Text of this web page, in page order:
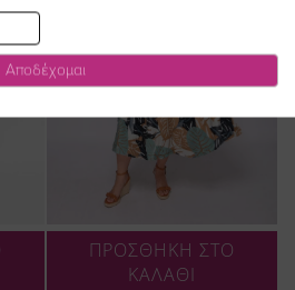
ΠΡΟΣΘΗΚΗ ΣΤΟ
ΚΑΛΑΘΙ
Αποδέχομαι